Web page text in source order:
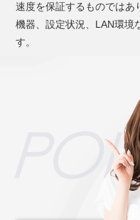
速度を保証するものではあ
機器、設定状況、LAN環境
す。